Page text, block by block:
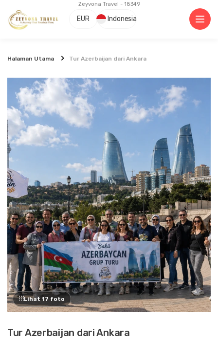
Zeyvona Travel - 18349
EUR Indonesia
Halaman Utama Tur Azerbaijan dari Ankara
Lihat 17 foto
Tur Azerbaijan dari Ankara